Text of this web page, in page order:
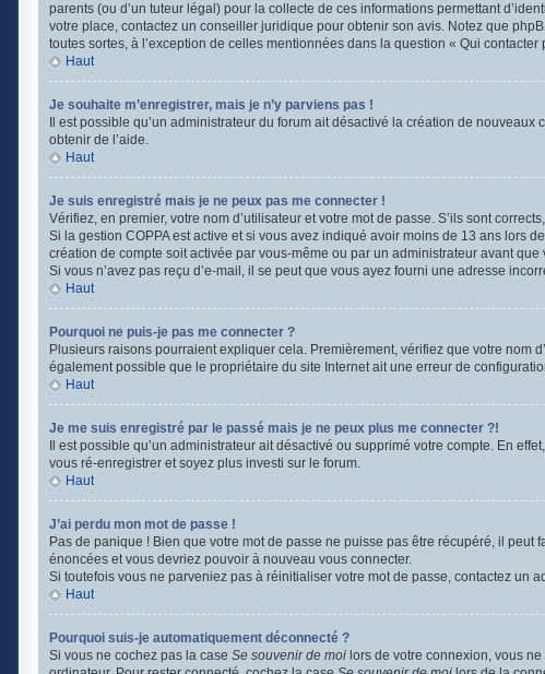
parents (ou d’un tuteur légal) pour la collecte de ces informations permettant
votre place, contactez un conseiller juridique pour obtenir son avis. Notez que
toutes sortes, à l’exception de celles mentionnées dans la question « Qui
Haut
Je souhaite m’enregistrer, mais je n’y parviens pas !
Il est possible qu’un administrateur du forum ait désactivé la création de
obtenir de l’aide.
Haut
Je suis enregistré mais je ne peux pas me connecter !
Vérifiez, en premier, votre nom d’utilisateur et votre mot de passe. S’ils sont
Si la gestion COPPA est active et si vous avez indiqué avoir moins de 13 ans lors
création de compte soit activée par vous-même ou par un administrateur avant
Si vous n’avez pas reçu d’e-mail, il se peut que vous ayez fourni une adresse
Haut
Pourquoi ne puis-je pas me connecter ?
Plusieurs raisons pourraient expliquer cela. Premièrement, vérifiez que votre nom
également possible que le propriétaire du site Internet ait une erreur de
Haut
Je me suis enregistré par le passé mais je ne peux plus me connecter ?!
Il est possible qu’un administrateur ait désactivé ou supprimé votre compte. En
vous ré-enregistrer et soyez plus investi sur le forum.
Haut
J’ai perdu mon mot de passe !
Pas de panique ! Bien que votre mot de passe ne puisse pas être récupéré, il
énoncées et vous devriez pouvoir à nouveau vous connecter.
Si toutefois vous ne parveniez pas à réinitialiser votre mot de passe, contactez un
Haut
Pourquoi suis-je automatiquement déconnecté ?
Si vous ne cochez pas la case Se souvenir de moi lors de votre connexion, vous